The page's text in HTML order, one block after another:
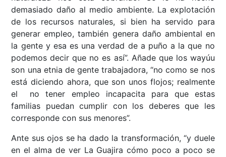
demasiado daño al medio ambiente. La explotación
de los recursos naturales, si bien ha servido para
generar empleo, también genera daño ambiental en
la gente y esa es una verdad de a puño a la que no
podemos decir que no es así”. Añade que los wayúu
son una etnia de gente trabajadora, “no como se nos
está diciendo ahora, que son unos flojos; realmente
el no tener empleo incapacita para que estas
familias puedan cumplir con los deberes que les
corresponde con sus menores”.
Ante sus ojos se ha dado la transformación, “y duele
en el alma de ver La Guajira cómo poco a poco se